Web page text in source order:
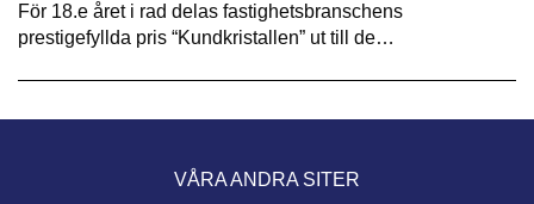
För 18.e året i rad delas fastighetsbranschens
prestigefyllda pris “Kundkristallen” ut till de…
VÅRA ANDRA SITER